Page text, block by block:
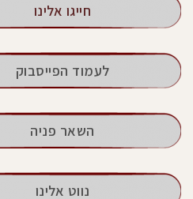
חייגו אלינו
לעמוד הפייסבוק
השאר פניה
נווט אלינו